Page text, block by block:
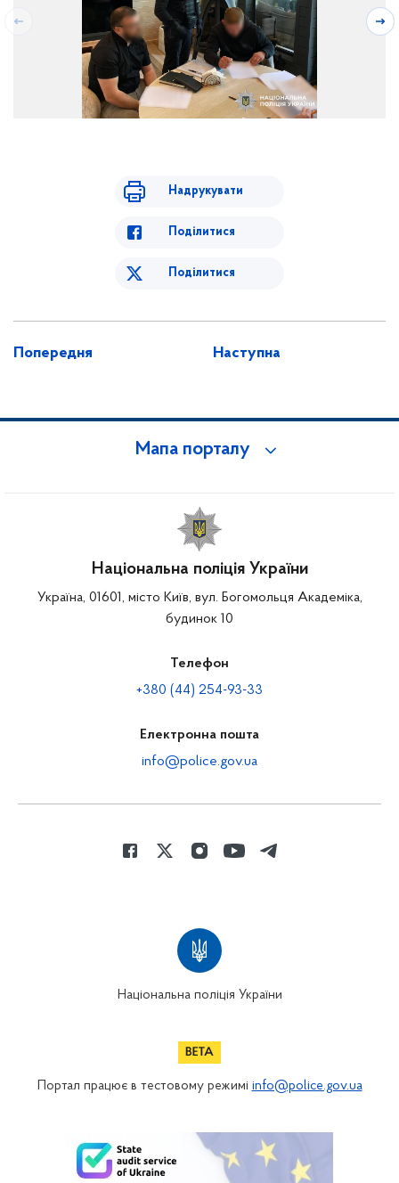
Надрукувати
Поділитися
Поділитися
Попередня Наступна
Мапа порталу
Національна поліція України
Україна, 01601, місто Київ, вул. Богомольця Академіка,
будинок 10
Телефон
+380 (44) 254-93-33
Електронна пошта
info@police.gov.ua
Національна поліція України
Портал працює в тестовому режимі info@police.gov.ua